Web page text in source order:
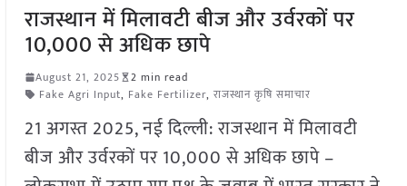
राजस्थान में मिलावटी बीज और उर्वरकों पर
10,000 से अधिक छापे
August 21, 2025
2 min read
Fake Agri Input, Fake Fertilizer, राजस्थान कृषि समाचार
21 अगस्त 2025, नई दिल्ली: राजस्थान में मिलावटी
बीज और उर्वरकों पर 10,000 से अधिक छापे –